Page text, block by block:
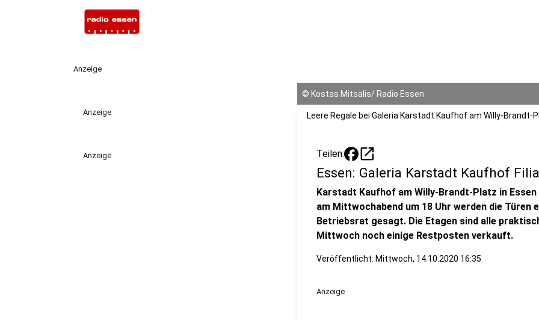
Anzeige
Anzeige
Anzeige
© Kostas Mitsalis/ Radio Essen
Leere Regale bei Galeria Karstadt Kaufhof am Willy-Brandt-
Teilen: open_in_new
Essen: Galeria Karstadt Kaufhof
Karstadt Kaufhof am Willy-Brandt-Platz in
am Mittwochabend um 18 Uhr werden die Türen
Betriebsrat gesagt. Die Etagen sind alle
Mittwoch noch einige Restposten verkauft.
Veröffentlicht: Mittwoch, 14.10.2020 16:35
Anzeige